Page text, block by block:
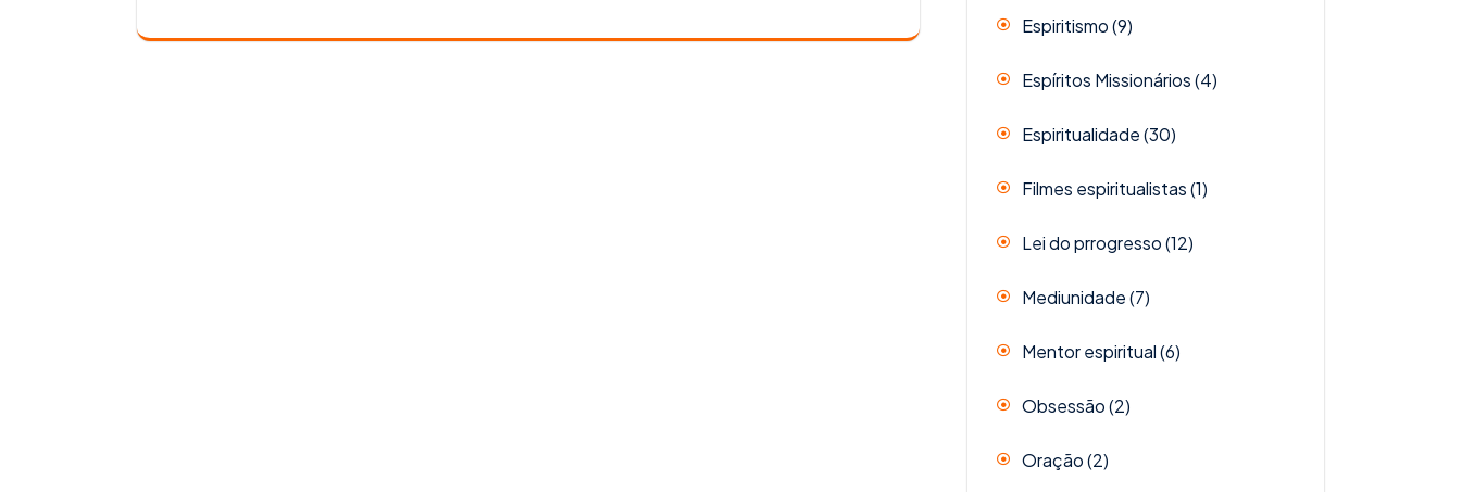
Espiritismo(9)
Espíritos Missionários(4)
Espiritualidade(30)
Filmes espiritualistas(1)
Lei do prrogresso(12)
Mediunidade(7)
Mentor espiritual(6)
Obsessão(2)
Oração(2)